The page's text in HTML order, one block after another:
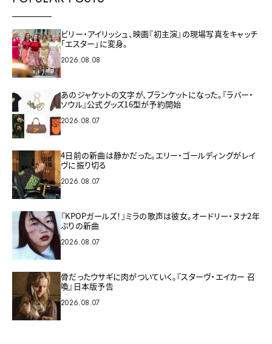
ビリー・アイリッシュ、映画『初主演』の現場写真をキャッチ
「エスター」に変身。
2026.08.08
あのジャケットの文字が、ブランケットになった。『ラバー・
ソウル』公式グッズ16型が予約開始
2026.08.07
4日前の新曲は静かだった。エリー・ゴールディングがレイ
ヴに振り切る
2026.08.07
『KPOPガールズ！』ミラの歌声は彼女。オードリー・ヌナ2年
ぶりの新曲
2026.08.07
骨だったウサギに肉がついていく。『スターヴ・エイカー 召
喚』日本版予告
2026.08.07